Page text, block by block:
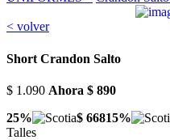
< volver
Short Crandon Salto
$ 1.090 Ahora $ 890
25%
$ 66815%
Talles